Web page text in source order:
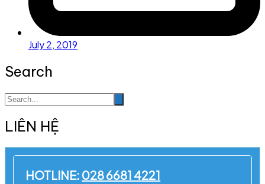
July 2, 2019
Search
LIÊN HỆ
HOTLINE: 028 6681 4221